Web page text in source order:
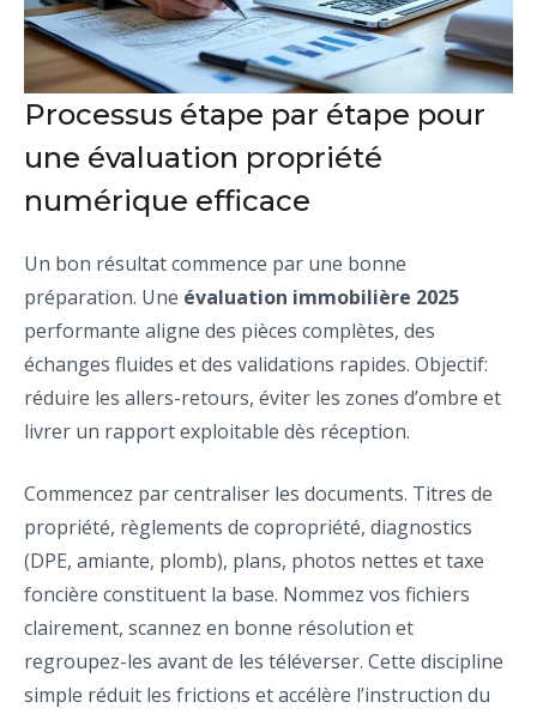
Processus étape par étape pour
une évaluation propriété
numérique efficace
Un bon résultat commence par une bonne
préparation. Une évaluation immobilière 2025
performante aligne des pièces complètes, des
échanges fluides et des validations rapides. Objectif:
réduire les allers-retours, éviter les zones d’ombre et
livrer un rapport exploitable dès réception.
Commencez par centraliser les documents. Titres de
propriété, règlements de copropriété, diagnostics
(DPE, amiante, plomb), plans, photos nettes et taxe
foncière constituent la base. Nommez vos fichiers
clairement, scannez en bonne résolution et
regroupez-les avant de les téléverser. Cette discipline
simple réduit les frictions et accélère l’instruction du